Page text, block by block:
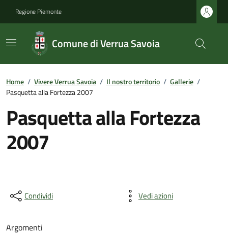
Regione Piemonte
Comune di Verrua Savoia
Home / Vivere Verrua Savoia / Il nostro territorio / Gallerie /
Pasquetta alla Fortezza 2007
Pasquetta alla Fortezza
2007
Condividi Vedi azioni
Argomenti